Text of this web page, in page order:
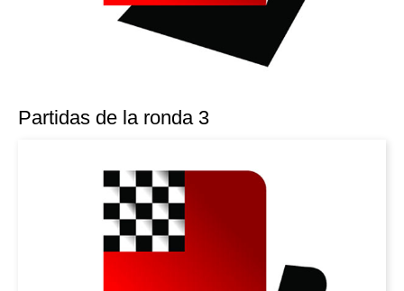
Partidas de la ronda 3